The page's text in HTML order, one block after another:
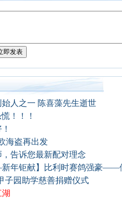
人之一 陈喜藻先生逝世
！！！
海盗再出发
告诉您最新配对理念
新年钜献】比利时赛鸽强豪——
子园助学慈善捐赠仪式